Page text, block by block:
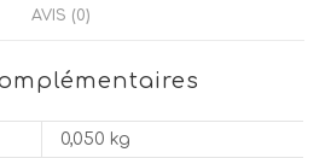
AVIS (0)
0,050 kg